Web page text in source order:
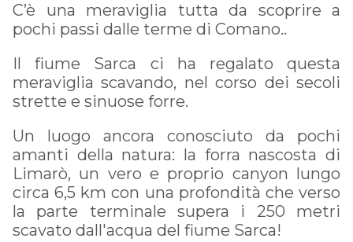
C’è una meraviglia tutta da scoprire a
pochi passi dalle terme di Comano..
Il fiume Sarca ci ha regalato questa
meraviglia scavando, nel corso dei secoli
strette e sinuose forre.
Un luogo ancora conosciuto da pochi
amanti della natura: la forra nascosta di
Limarò, un vero e proprio canyon lungo
circa 6,5 km con una profondità che verso
la parte terminale supera i 250 metri
scavato dall'acqua del fiume Sarca!